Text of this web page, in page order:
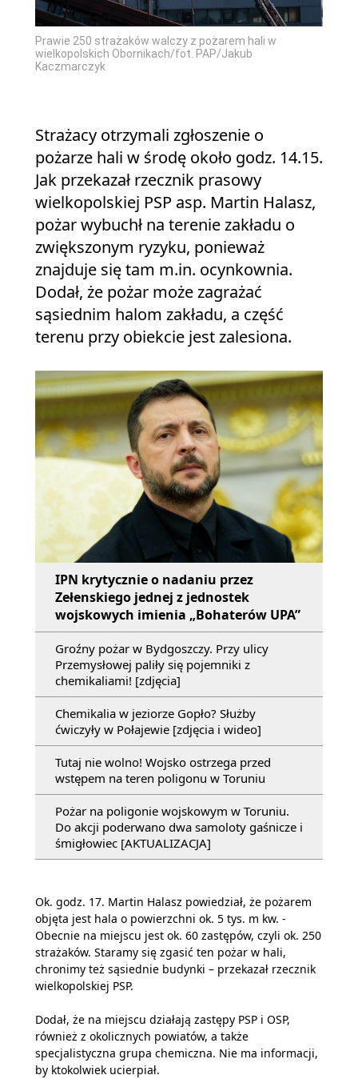
Prawie 250 strażaków walczy z pożarem hali w
wielkopolskich Obornikach/fot. PAP/Jakub
Kaczmarczyk
Strażacy otrzymali zgłoszenie o
pożarze hali w środę około godz. 14.15.
Jak przekazał rzecznik prasowy
wielkopolskiej PSP asp. Martin Halasz,
pożar wybuchł na terenie zakładu o
zwiększonym ryzyku, ponieważ
znajduje się tam m.in. ocynkownia.
Dodał, że pożar może zagrażać
sąsiednim halom zakładu, a część
terenu przy obiekcie jest zalesiona.
IPN krytycznie o nadaniu przez
Zełenskiego jednej z jednostek
wojskowych imienia „Bohaterów UPA”
Groźny pożar w Bydgoszczy. Przy ulicy
Przemysłowej paliły się pojemniki z
chemikaliami! [zdjęcia]
Chemikalia w jeziorze Gopło? Służby
ćwiczyły w Połajewie [zdjęcia i wideo]
Tutaj nie wolno! Wojsko ostrzega przed
wstępem na teren poligonu w Toruniu
Pożar na poligonie wojskowym w Toruniu.
Do akcji poderwano dwa samoloty gaśnicze i
śmigłowiec [AKTUALIZACJA]
Ok. godz. 17. Martin Halasz powiedział, że pożarem
objęta jest hala o powierzchni ok. 5 tys. m kw. -
Obecnie na miejscu jest ok. 60 zastępów, czyli ok. 250
strażaków. Staramy się zgasić ten pożar w hali,
chronimy też sąsiednie budynki – przekazał rzecznik
wielkopolskiej PSP.
Dodał, że na miejscu działają zastępy PSP i OSP,
również z okolicznych powiatów, a także
specjalistyczna grupa chemiczna. Nie ma informacji,
by ktokolwiek ucierpiał.